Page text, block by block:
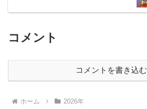
コメント
コメントを書き込む
ホーム 2026年